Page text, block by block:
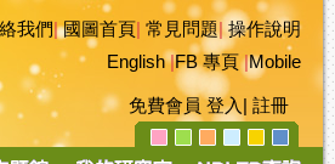
我們|國圖首頁 常見問題|操作說明
English|FB 專頁|Mobile
免費會員 登入 註冊